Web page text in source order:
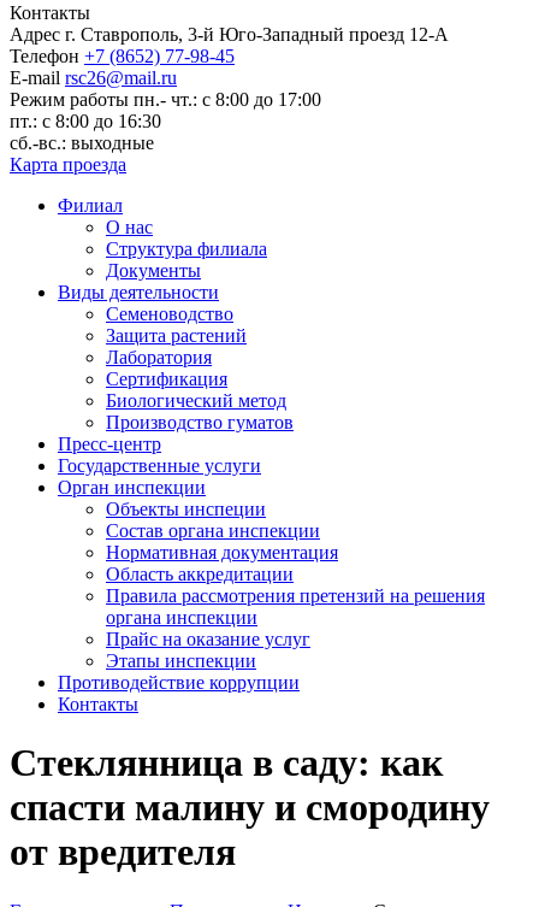
Контакты
Адрес г. Ставрополь, 3-й Юго-Западный проезд 12-А
Телефон +7 (8652) 77-98-45
E-mail rsc26@mail.ru
Режим работы пн.- чт.: с 8:00 до 17:00
пт.: с 8:00 до 16:30
сб.-вс.: выходные
Карта проезда
Филиал
О нас
Структура филиала
Документы
Виды деятельности
Семеноводство
Защита растений
Лаборатория
Сертификация
Биологический метод
Производство гуматов
Пресс-центр
Государственные услуги
Орган инспекции
Объекты инспеции
Состав органа инспекции
Нормативная документация
Область аккредитации
Правила рассмотрения претензий на решения
органа инспекции
Прайс на оказание услуг
Этапы инспекции
Противодействие коррупции
Контакты
Стеклянница в саду: как
спасти малину и смородину
от вредителя